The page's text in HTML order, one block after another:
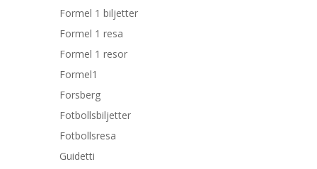
Formel 1 biljetter
Formel 1 resa
Formel 1 resor
Formel1
Forsberg
Fotbollsbiljetter
Fotbollsresa
Guidetti